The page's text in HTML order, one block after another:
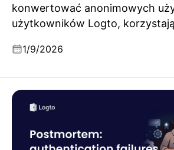
konwertować anonimowych
użytkowników Logto,
gościa, uwierzytelnienie za
1/9/2026
Analiza powypadkowa: awarie
spowodowane przez cache JWKS i